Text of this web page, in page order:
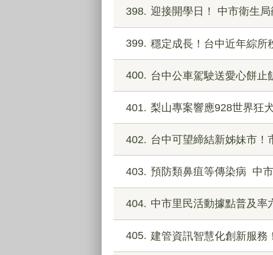
398 迎接開學日！ 中市衛生
399 穩定成長！台中近年綜所
400 台中公車駕駛送愛心餅止
401 梨山專案響應928世界狂
402 台中可望締結新姊妹市！
403 預防類鼻疽等傳染病 中
404 中市里民活動據點普及率
405 建管資訊智慧化創新服務